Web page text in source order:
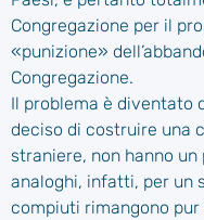
Congregazione per il
«punizione»
Congregazione.
Il problema è diventato
deciso di costruire una
straniere, non hanno
analoghi, infatti, per un
compiuti rimangono